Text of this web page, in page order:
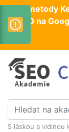
Test metody
TOP10 na
S láskou a vidinou